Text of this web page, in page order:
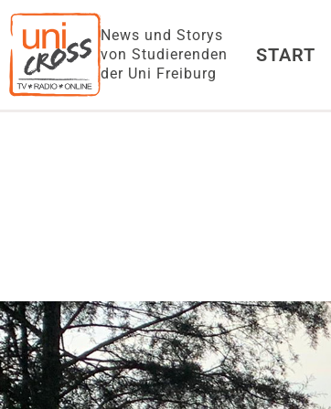
News und Storys
von Studierenden
der Uni Freiburg
START